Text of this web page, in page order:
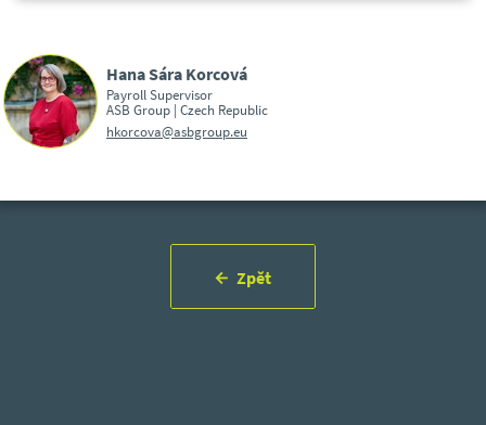
Hana Sára Korcová
Payroll Supervisor
ASB Group | Czech Republic
hkorcova@asbgroup.eu
Zpět